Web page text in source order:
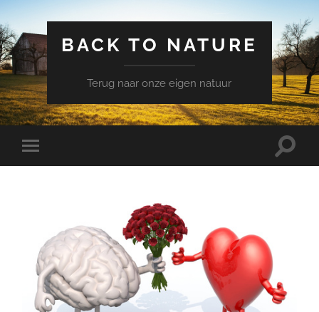
BACK TO NATURE
Terug naar onze eigen natuur
Schakel
naar